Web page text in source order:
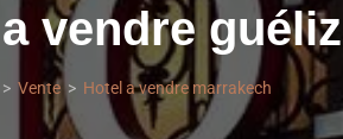
vendre guéliz
Vente Hotel a vendre marrakech